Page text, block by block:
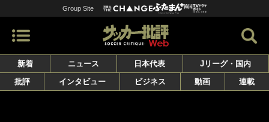
Group Site
新着 ニュース 日本代表
Jリーグ・国内
批評
インタビュー ビジネス 動画 連載